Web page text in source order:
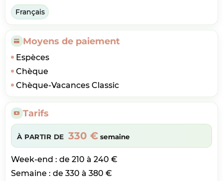
Français
Moyens de paiement
Espèces
Chèque
Chèque-Vacances Classic
Tarifs
À PARTIR DE 330 € semaine
Week-end : de 210 à 240 €
Semaine : de 330 à 380 €